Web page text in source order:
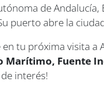
de
puerto abre la
tu próxima visita a
Fuente
interés!